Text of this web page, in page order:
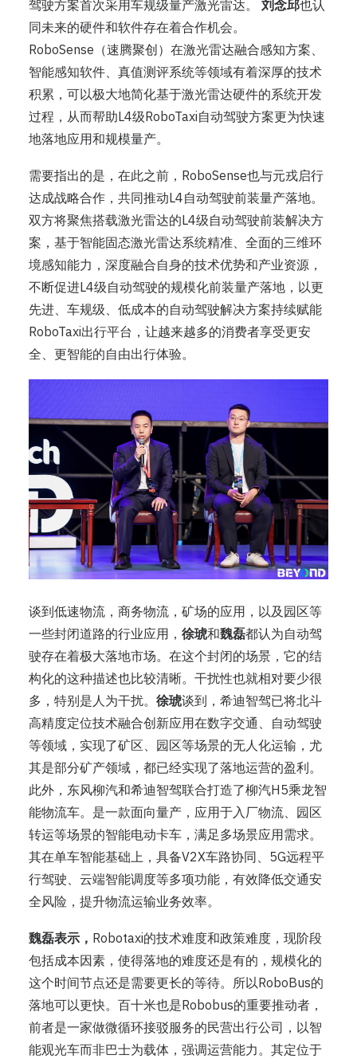
驾驶方案首次采用车规级量产激光雷达。 刘念邱也认
同未来的硬件和软件存在着合作机会。
RoboSense（速腾聚创）在激光雷达融合感知方案、
智能感知软件、真值测评系统等领域有着深厚的技术
积累，可以极大地简化基于激光雷达硬件的系统开发
过程，从而帮助L4级RoboTaxi自动驾驶方案更为快速
地落地应用和规模量产。
需要指出的是，在此之前，RoboSense也与元戎启行
达成战略合作，共同推动L4自动驾驶前装量产落地。
双方将聚焦搭载激光雷达的L4级自动驾驶前装解决方
案，基于智能固态激光雷达系统精准、全面的三维环
境感知能力，深度融合自身的技术优势和产业资源，
不断促进L4级自动驾驶的规模化前装量产落地，以更
先进、车规级、低成本的自动驾驶解决方案持续赋能
RoboTaxi出行平台，让越来越多的消费者享受更安
全、更智能的自由出行体验。
谈到低速物流，商务物流，矿场的应用，以及园区等
一些封闭道路的行业应用， 徐琥和魏磊都认为自动驾
驶存在着极大落地市场。在这个封闭的场景，它的结
构化的这种描述也比较清晰。干扰性也就相对要少很
多，特别是人为干扰。 徐琥谈到，希迪智驾已将北斗
高精度定位技术融合创新应用在数字交通、自动驾驶
等领域，实现了矿区、园区等场景的无人化运输，尤
其是部分矿产领域，都已经实现了落地运营的盈利。
此外，东风柳汽和希迪智驾联合打造了柳汽H5乘龙智
能物流车。是一款面向量产，应用于入厂物流、园区
转运等场景的智能电动卡车，满足多场景应用需求。
其在单车智能基础上，具备V2X车路协同、5G远程平
行驾驶、云端智能调度等多项功能，有效降低交通安
全风险，提升物流运输业务效率。
魏磊表示， Robotaxi的技术难度和政策难度，现阶段
包括成本因素，使得落地的难度还是有的，规模化的
这个时间节点还是需要更长的等待。所以RoboBus的
落地可以更快。百十米也是Robobus的重要推动者，
前者是一家做微循环接驳服务的民营出行公司，以智
能观光车而非巴士为载体，强调运营能力。其定位于